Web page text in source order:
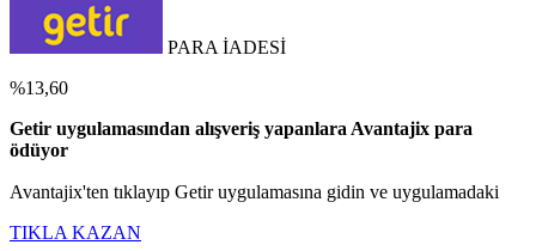
PARA İADESİ
%13,60
Getir uygulamasından alışveriş yapanlara Avantajix para
ödüyor
Avantajix'ten tıklayıp Getir uygulamasına gidin ve uygulamadaki
TIKLA KAZAN